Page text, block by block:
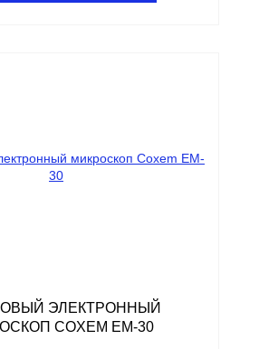
ЭЛЕКТРОННЫЙ
COXEM EM-30